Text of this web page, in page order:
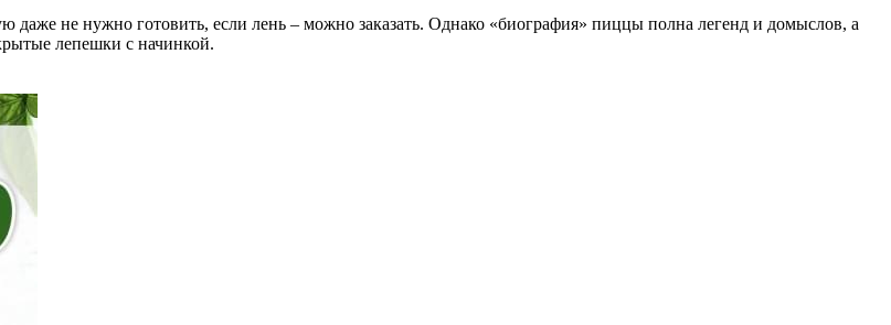
не нужно готовить, если лень – можно заказать. Однако «биография» пиццы полна легенд и домыслов, а
лепешки с начинкой.